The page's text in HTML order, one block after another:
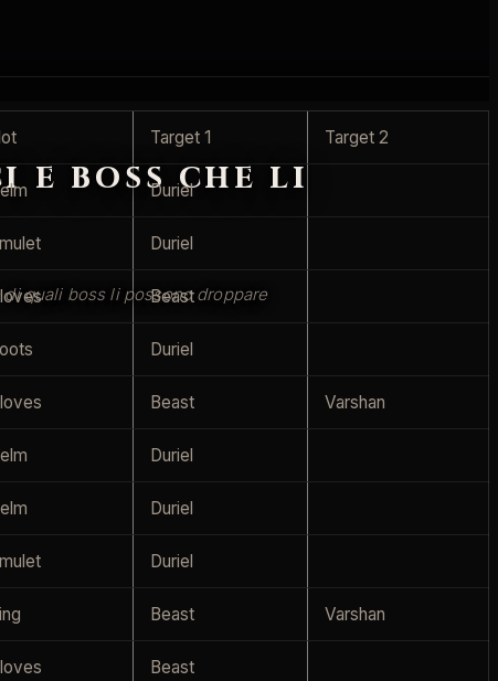
e boss che li
quali boss li possono droppare
Target 1 Target 2
Duriel
Duriel
Beast
Duriel
Beast Varshan
Duriel
Duriel
Duriel
Beast Varshan
Beast